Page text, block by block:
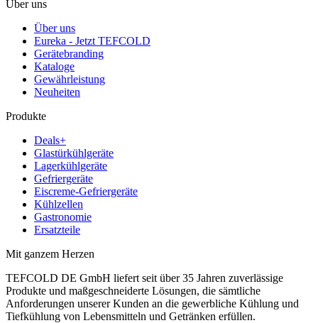
Über uns
Über uns
Eureka - Jetzt TEFCOLD
Gerätebranding
Kataloge
Gewährleistung
Neuheiten
Produkte
Deals+
Glastürkühlgeräte
Lagerkühlgeräte
Gefriergeräte
Eiscreme-Gefriergeräte
Kühlzellen
Gastronomie
Ersatzteile
Mit ganzem Herzen
TEFCOLD DE GmbH liefert seit über 35 Jahren zuverlässige
Produkte und maßgeschneiderte Lösungen, die sämtliche
Anforderungen unserer Kunden an die gewerbliche Kühlung und
Tiefkühlung von Lebensmitteln und Getränken erfüllen.